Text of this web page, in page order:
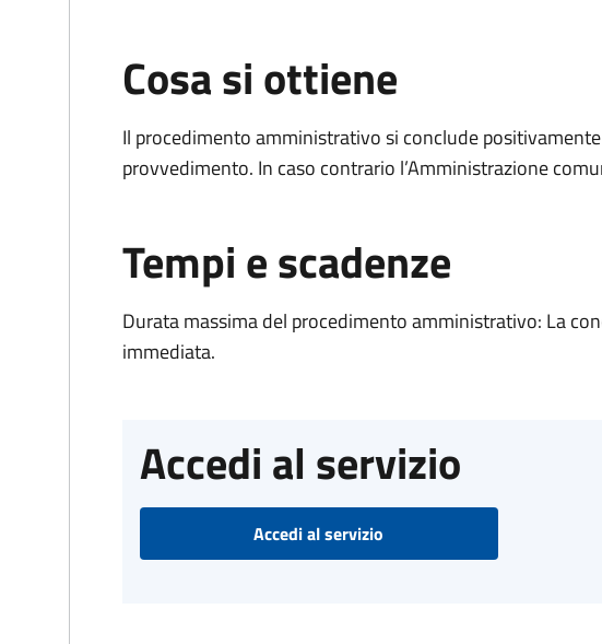
Cosa si ottiene
Il procedimento amministrativo si conclude
provvedimento. In caso contrario l’Amministrazione
Tempi e scadenze
Durata massima del procedimento amministrativo: La
immediata.
Accedi al servizio
Accedi al servizio